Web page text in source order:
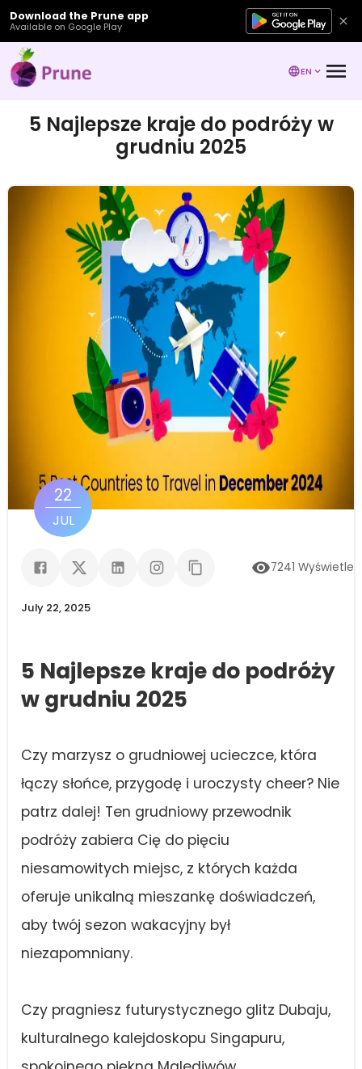
Download the Prune app
Available on Google Play
EN
5 Najlepsze kraje do podróży w
grudniu 2025
22
JUL
7241
July 22, 2025
5 Najlepsze kraje do podróży
w grudniu 2025
Czy marzysz o grudniowej ucieczce, która
łączy słońce, przygodę i uroczysty cheer? Nie
patrz dalej! Ten grudniowy przewodnik
podróży zabiera Cię do pięciu
niesamowitych miejsc, z których każda
oferuje unikalną mieszankę doświadczeń,
aby twój sezon wakacyjny był
niezapomniany.
Czy pragniesz futurystycznego glitz Dubaju,
kulturalnego kalejdoskopu Singapuru,